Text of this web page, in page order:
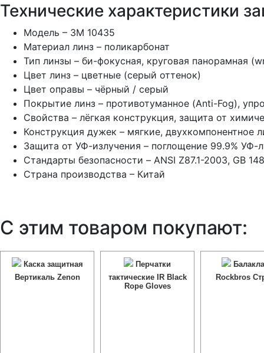
Технические характеристики
Модель – 3M 10435
Материал линз – поликарбонат
Тип линзы – би-фокусная, круговая панорамная
Цвет линз – цветные (серый оттенок)
Цвет оправы – чёрный / серый
Покрытие линз – противотуманное (Anti-Fog),
Свойства – лёгкая конструкция, защита от
Конструкция дужек – мягкие, двухкомпонентное
Защита от УФ-излучения – поглощение 99.9% УФ-
Стандарты безопасности – ANSI Z87.1-2003, GB
Страна производства – Китай
С этим товаром покупают:
Каска защитная
Вертикаль Zenon
Перчатки
тактические IR Black
Rope Gloves
Rockbros